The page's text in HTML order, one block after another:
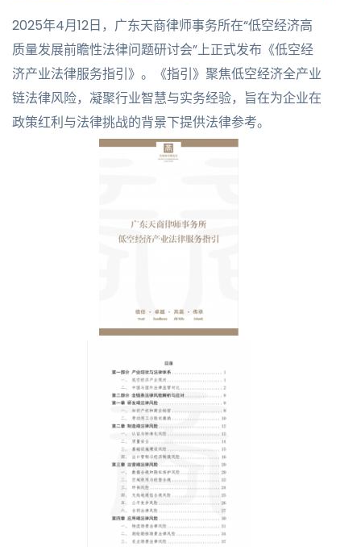
2025年4月12日，广东天商律师事务所在“低空经济高
质量发展前瞻性法律问题研讨会”上正式发布《低空经
济产业法律服务指引》。《指引》聚焦低空经济全产业
链法律风险，凝聚行业智慧与实务经验，旨在为企业在
政策红利与法律挑战的背景下提供法律参考。